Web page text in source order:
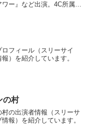
ワー』など出演。4C所属、
ロフィール（スリーサイ
）を紹介しています。
の村
の出演者情報（スリーサ
報）を紹介しています。